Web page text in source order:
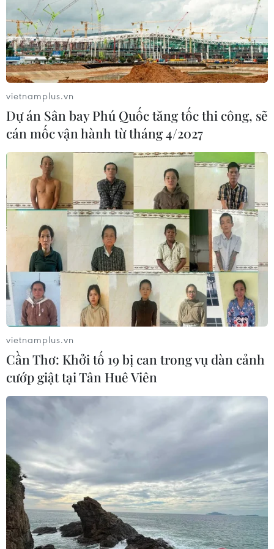
Đẩy mạnh tiêm vaccine cho trẻ em, xây
dựng kế hoạch tiêm mũi 4
20/04/2022 03:22
Thủ tướng yêu cầu hoàn thành tiêm mũi 2 cho trẻ em từ
12-18 tuổi trong tháng Tư; hoàn thành việc tiêm mũi 2 cho
trẻ từ 5 đến dưới 12 tuổi trong quý 2 và xây dựng kế
hoạch tiêm mũi 4 cho đối tượng cần.
vietnamplus.vn
Dự án Sân bay Phú Quốc tăng tốc thi công, sẽ
cán mốc vận hành từ tháng 4/2027
vietnamplus.vn
Cần Thơ: Khởi tố 19 bị can trong vụ dàn cảnh
cướp giật tại Tân Huê Viên